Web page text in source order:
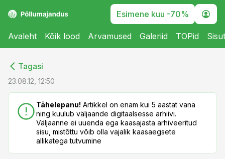
Esimene kuu -70%
Avaleht Kõik lood Arvamused Galeriid TOPid
Tagasi
23.08.12, 12:50
Tähelepanu! Artikkel on enam kui 5 aastat vana
ning kuulub väljaande digitaalsesse arhiivi.
Väljaanne ei uuenda ega kaasajasta arhiveeritud
sisu, mistõttu võib olla vajalik kaasaegsete
allikatega tutvumine